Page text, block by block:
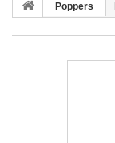
Poppers